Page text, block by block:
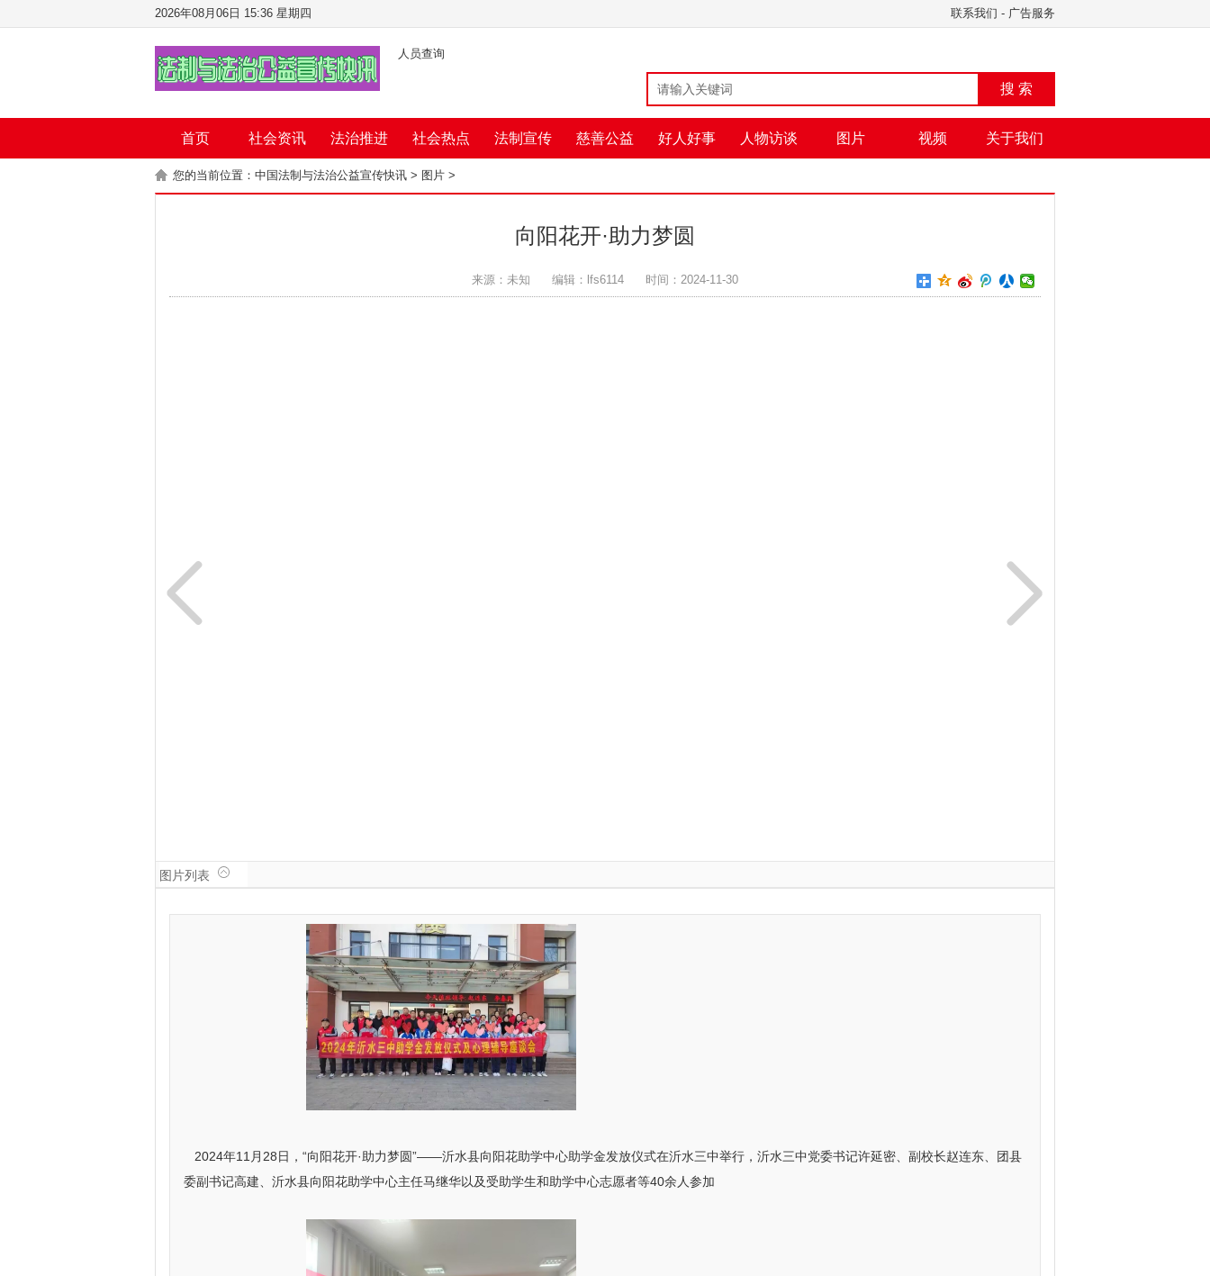
联系我们 - 广告服务
2026年08月06日 15:36 星期四
人员查询
搜 索
首页 社会资讯 法治推进 社会热点 法制宣传 慈善公益 好人好事 人物访谈 图片 视频 关于我们
您的当前位置： 中国法制与法治公益宣传快讯 > 图片 >
向阳花开·助力梦圆
来源：未知 编辑：lfs6114 时间：2024-11-30
图片列表
2024年11月28日，“向阳花开·助力梦圆”——沂水县向阳花助学中心助学金发放仪式在沂水三中举行，沂水三中党委书记许延密、副校长赵连东、团县
委副书记高建、沂水县向阳花助学中心主任马继华以及受助学生和助学中心志愿者等40余人参加